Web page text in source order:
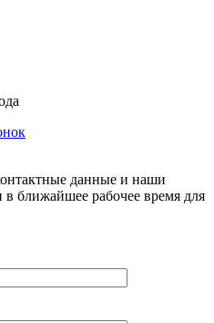
данные и наши
ближайшее рабочее время для